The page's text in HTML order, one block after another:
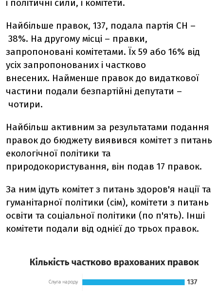
і політичні сили, і комітети.
Найбільше правок, 137, подала партія СН –
38%. На другому місці – правки,
запропоновані комітетами. Їх 59 або 16% від
усіх запропонованих і частково
внесених. Найменше правок до видаткової
частини подали безпартійні депутати –
чотири.
Найбільш активним за результатами подання
правок до бюджету виявився комітет з питань
екологічної політики та
природокористування, він подав 17 правок.
За ним ідуть комітет з питань здоров'я нації та
гуманітарної політики (сім), комітети з питань
освіти та соціальної політики (по п'ять). Інші
комітети подали від однієї до трьох правок.